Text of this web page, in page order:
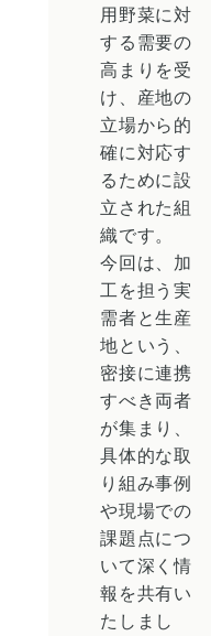
用野菜に対
する需要の
高まりを受
け、産地の
立場から的
確に対応す
るために設
立された組
織です。
今回は、加
工を担う実
需者と生産
地という、
密接に連携
すべき両者
が集まり、
具体的な取
り組み事例
や現場での
課題点につ
いて深く情
報を共有い
たしまし